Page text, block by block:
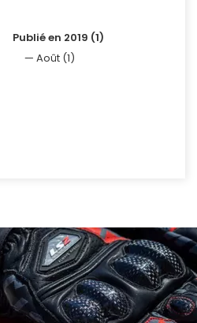
Publié en 2019 (1)
Août (1)